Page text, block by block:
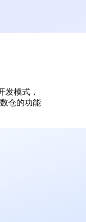
发模式，
仓的功能